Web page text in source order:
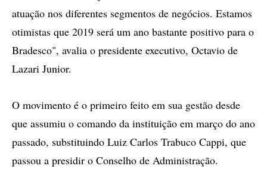
atuação nos diferentes segmentos de negócios. Estamos
otimistas que 2019 será um ano bastante positivo para o
Bradesco", avalia o presidente executivo, Octavio de
Lazari Junior.
O movimento é o primeiro feito em sua gestão desde
que assumiu o comando da instituição em março do ano
passado, substituindo Luiz Carlos Trabuco Cappi, que
passou a presidir o Conselho de Administração.